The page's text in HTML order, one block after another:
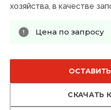
хозяйства, в качестве
Цена по запросу
СКАЧАТЬ